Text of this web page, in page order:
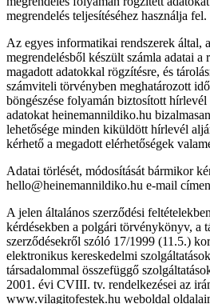
megrendelés teljesítéséhez használja fel.
Az egyes informatikai rendszerek által,
megrendelésből készült számla adatai a
magadott adatokkal rögzítésre, és
számviteli törvényben meghatározott
böngészése folyamán biztosított
adatokat heinemannildiko.hu
lehetősége minden kiküldött hírlevél
kérhető a megadott elérhetőségek
Adatai törlését, módosítását bármikor
hello@heinemannildiko.hu e-mail
A jelen általános szerződési
kérdésekben a polgári törvénykönyv, a
szerződésekről szóló 17/1999 (11.5.)
elektronikus kereskedelmi
társadalommal összefüggő
2001. évi CVIII. tv. rendelkezései az
www.vilagitofestek.hu weboldal